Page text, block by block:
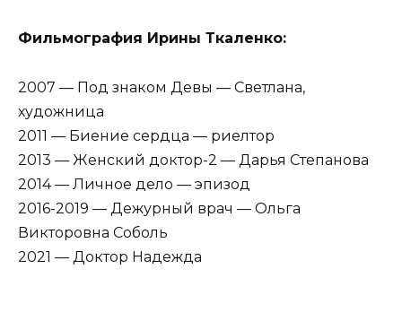
Фильмография Ирины Ткаленко:
2007 — Под знаком Девы — Светлана,
художница
2011 — Биение сердца — риелтор
2013 — Женский доктор-2 — Дарья Степанова
2014 — Личное дело — эпизод
2016-2019 — Дежурный врач — Ольга
Викторовна Соболь
2021 — Доктор Надежда